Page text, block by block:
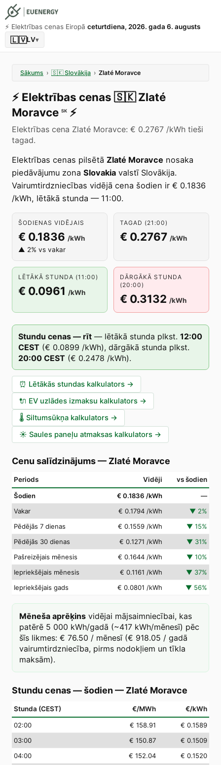
⚡️ Elektrības cenas Eiropā ceturtdiena, 2026. gada 6. augusts
🇱🇻LV▾
Sākums › 🇸🇰 Slovākija › Zlaté Moravce
⚡️ Elektrības cenas 🇸🇰 Zlaté
Moravce SK ⚡️
Elektrības cena Zlaté Moravce: € 0.2767 /kWh tieši
tagad.
Elektrības cenas pilsētā Zlaté Moravce nosaka
piedāvājumu zona Slovakia valstī Slovākija.
Vairumtirdzniecības vidējā cena šodien ir € 0.1836
/kWh, lētākā stunda — 11:00.
ŠODIENAS VIDĒJAIS
€ 0.1836 /kWh
▲ 2% vs vakar
TAGAD (21:00)
€ 0.2767 /kWh
LĒTĀKĀ STUNDA (11:00)
€ 0.0961 /kWh
DĀRGĀKĀ STUNDA
(20:00)
€ 0.3132 /kWh
Stundu cenas — rīt — lētākā stunda plkst. 12:00
CEST (€ 0.0899 /kWh), dārgākā stunda plkst.
20:00 CEST (€ 0.2478 /kWh).
⏰ Lētākās stundas kalkulators →
🔌 EV uzlādes izmaksu kalkulators →
🌡️ Siltumsūkņa kalkulators →
☀️ Saules paneļu atmaksas kalkulators →
Cenu salīdzinājums— Zlaté Moravce
Periods Vidēji vs šodien
Šodien € 0.1836 /kWh
—
Vakar
€ 0.1794 /kWh ▼ 2%
Pēdējās 7 dienas
€ 0.1559 /kWh ▼ 15%
Pēdējās 30 dienas
€ 0.1271 /kWh ▼ 31%
Pašreizējais mēnesis
€ 0.1644 /kWh ▼ 10%
Iepriekšējais mēnesis
€ 0.1161 /kWh ▼ 37%
Iepriekšējais gads
€ 0.0801 /kWh ▼ 56%
Mēneša aprēķins vidējai mājsaimniecībai, kas
patērē 5 000 kWh/gadā (~417 kWh/mēnesī) pēc
šīs likmes: € 76.50 / mēnesī (€ 918.05 / gadā
vairumtirdzniecība, pirms nodokļiem un tīkla
maksām).
Stundu cenas — šodien — Zlaté Moravce
Stunda (CEST) €/MWh €/kWh
02:00 € 158.91
€ 0.1589
03:00 € 150.87
€ 0.1509
04:00 € 152.04
€ 0.1520